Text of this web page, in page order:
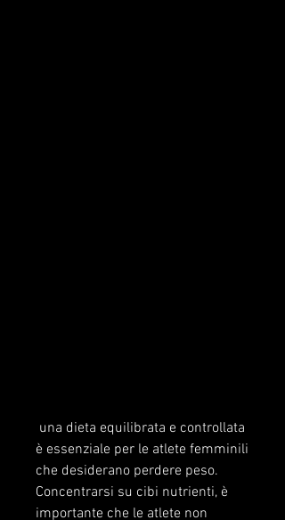
è essenziale per le atlete femminili
che desiderano perdere peso.
Concentrarsi su cibi nutrienti, è
importante che le atlete non